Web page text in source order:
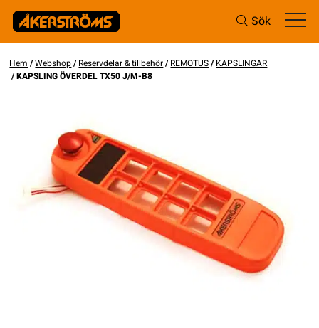
Sök
Hem /Webshop/Reservdelar & tillbehör/REMOTUS/KAPSLINGAR
/ KAPSLING ÖVERDEL TX50 J/M-B8